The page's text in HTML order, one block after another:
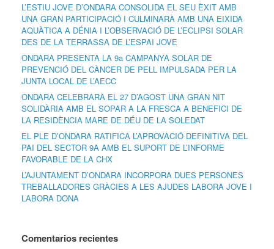
L’ESTIU JOVE D’ONDARA CONSOLIDA EL SEU ÈXIT AMB
UNA GRAN PARTICIPACIÓ I CULMINARÀ AMB UNA EIXIDA
AQUÀTICA A DÉNIA I L’OBSERVACIÓ DE L’ECLIPSI SOLAR
DES DE LA TERRASSA DE L’ESPAI JOVE
ONDARA PRESENTA LA 9a CAMPANYA SOLAR DE
PREVENCIÓ DEL CÀNCER DE PELL IMPULSADA PER LA
JUNTA LOCAL DE L’AECC
ONDARA CELEBRARÀ EL 27 D’AGOST UNA GRAN NIT
SOLIDÀRIA AMB EL SOPAR A LA FRESCA A BENEFICI DE
LA RESIDÈNCIA MARE DE DÉU DE LA SOLEDAT
EL PLE D’ONDARA RATIFICA L’APROVACIÓ DEFINITIVA DEL
PAI DEL SECTOR 9A AMB EL SUPORT DE L’INFORME
FAVORABLE DE LA CHX
L’AJUNTAMENT D’ONDARA INCORPORA DUES PERSONES
TREBALLADORES GRÀCIES A LES AJUDES LABORA JOVE I
LABORA DONA
Comentarios recientes